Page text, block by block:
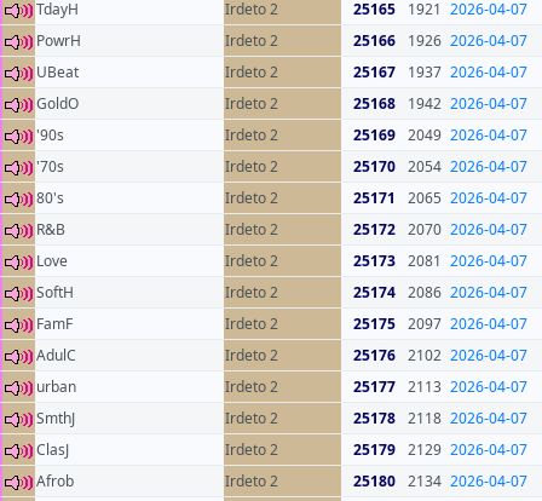
TdayH Irdeto 2 25165 1921 2026-04-07
PowrH
Irdeto 2 25166 1926 2026-04-07
UBeat
Irdeto 2 25167 1937 2026-04-07
GoldO
Irdeto 2 25168 1942 2026-04-07
'90s
Irdeto 2 25169 2049 2026-04-07
'70s
Irdeto 2 25170 2054 2026-04-07
80's
Irdeto 2 25171 2065 2026-04-07
R&B
Irdeto 2 25172 2070 2026-04-07
Love
Irdeto 2 25173 2081 2026-04-07
SoftH
Irdeto 2 25174 2086 2026-04-07
FamF
Irdeto 2 25175 2097 2026-04-07
AdulC
Irdeto 2 25176 2102 2026-04-07
urban
Irdeto 2 25177 2113 2026-04-07
SmthJ
Irdeto 2 25178 2118 2026-04-07
ClasJ
Irdeto 2 25179 2129 2026-04-07
Afrob
Irdeto 2 25180 2134 2026-04-07